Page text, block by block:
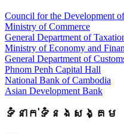
Council for the Development
Ministry of Commerce
General Department of
Ministry of Economy and
General Department of
Phnom Penh Capital Hall
National Bank of Cambodia
Asian Development Bank
ទំនាក់ទំនងសង្គម